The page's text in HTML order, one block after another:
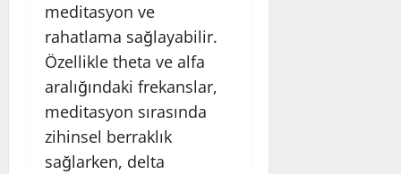
meditasyon ve
rahatlama sağlayabilir.
Özellikle theta ve alfa
aralığındaki frekanslar,
meditasyon sırasında
zihinsel berraklık
sağlarken, delta